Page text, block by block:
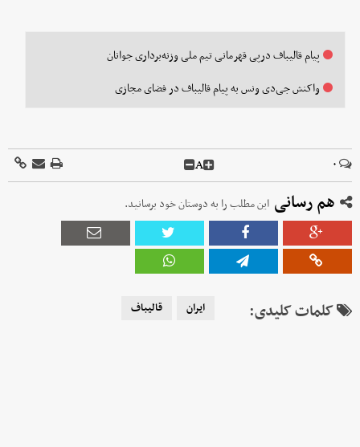
پیام قالیباف درپی قهرمانی تیم ملی وزنه‌برداری جوانان
واکنش جی‌دی ونس به پیام قالیباف در فضای مجازی
۰ A
هم رسانی این مطلب را به دوستان خود برسانید.
کلمات کلیدی: ایران قالیباف